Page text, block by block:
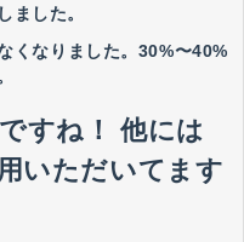
した。
くなりました。30%〜40%
すね！ 他には
いただいてます